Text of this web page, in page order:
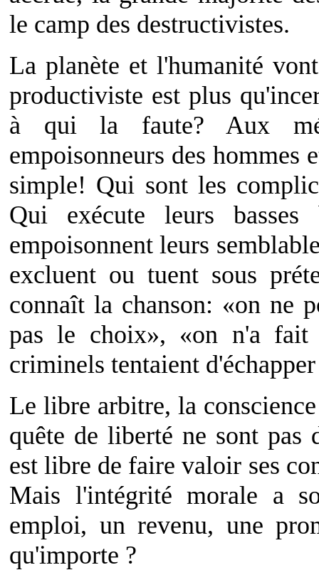
le camp des destructivistes.
La planète et l'humanité
productiviste est plus
à qui la faute? Aux
empoisonneurs des hommes
simple! Qui sont les
Qui exécute leurs
empoisonnent leurs
excluent ou tuent sous
connaît la chanson: «on ne
pas le choix», «on n'a fait
criminels tentaient
Le libre arbitre, la
quête de liberté ne sont pas
est libre de faire valoir ses
Mais l'intégrité morale a
emploi, un revenu, une
qu'importe ?